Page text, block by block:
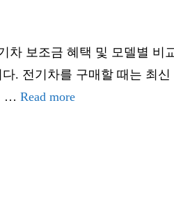
차 보조금 혜택 및 모델별 비
. 전기차를 구매할 때는 최
… Read more